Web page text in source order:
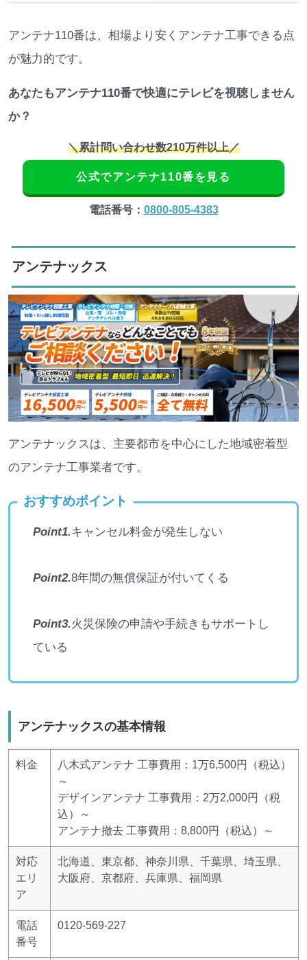
アンテナ110番は、相場より安くアンテナ工事できる点
が魅力的です。
あなたもアンテナ110番で快適にテレビを視聴しません
か？
＼累計問い合わせ数210万件以上／
公式でアンテナ110番を見る
電話番号： 0800-805-4383
アンテナックス
アンテナックスは、主要都市を中心にした地域密着型
のアンテナ工事業者です。
おすすめポイント
Point1.キャンセル料金が発生しない
Point2.8年間の無償保証が付いてくる
Point3.火災保険の申請や手続きもサポートし
ている
アンテナックスの基本情報
料金
八木式アンテナ 工事費用：1万6,500円（税込）
～
デザインアンテナ 工事費用：2万2,000円（税
込）～
アンテナ撤去 工事費用：8,800円（税込）～
対応
エリ
ア
北海道、東京都、神奈川県、千葉県、埼玉県、
大阪府、京都府、兵庫県、福岡県
電話
番号
0120-569-227